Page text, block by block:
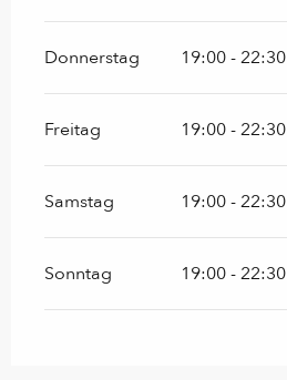
Donnerstag 19:00 - 22:30
Freitag 19:00 - 22:30
Samstag 19:00 - 22:30
Sonntag 19:00 - 22:30